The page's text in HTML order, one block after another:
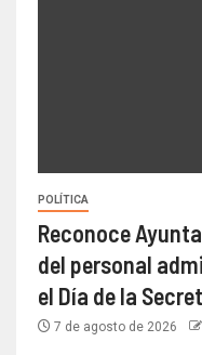
POLÍTICA
Reconoce
del personal
el Día de la
7 de agosto de 2026